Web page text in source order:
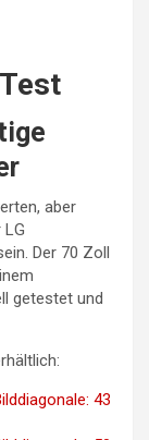
aber
Der 70 Zoll
getestet und
43